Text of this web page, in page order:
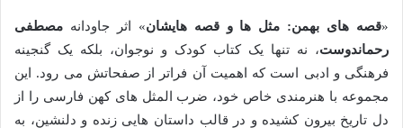
«قصه های بهمن: مثل ها و قصه هایشان» اثر جاودانه مصطفی
رحماندوست، نه تنها یک کتاب کودک و نوجوان، بلکه یک گنجینه
فرهنگی و ادبی است که اهمیت آن فراتر از صفحاتش می رود. این
مجموعه با هنرمندی خاص خود، ضرب المثل های کهن فارسی را از
دل تاریخ بیرون کشیده و در قالب داستان هایی زنده و دلنشین، به